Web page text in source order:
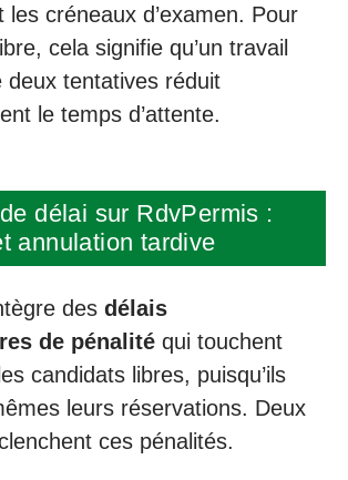
les créneaux d’examen. Pour
cela signifie qu’un travail
deux tentatives réduit
le temps d’attente.
délai sur RdvPermis :
annulation tardive
des délais
de pénalité qui touchent
candidats libres, puisqu’ils
leurs réservations. Deux
ces pénalités.